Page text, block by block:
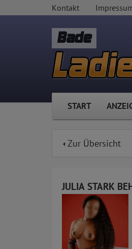
Kontakt
Bade
START
Zur Übersicht
JULIA STARK